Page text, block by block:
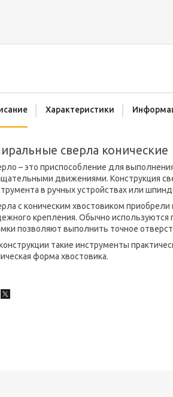
Характеристики
сверла конические
– это приспособление для
движениями. Конструкция
в ручных устройствах или
с коническим хвостовиком
крепления. Обычно
позволяют выполнить точное
такие инструменты
форма хвостовика.